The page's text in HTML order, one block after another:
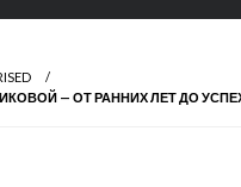
— ОТ РАННИХ ЛЕТ ДО